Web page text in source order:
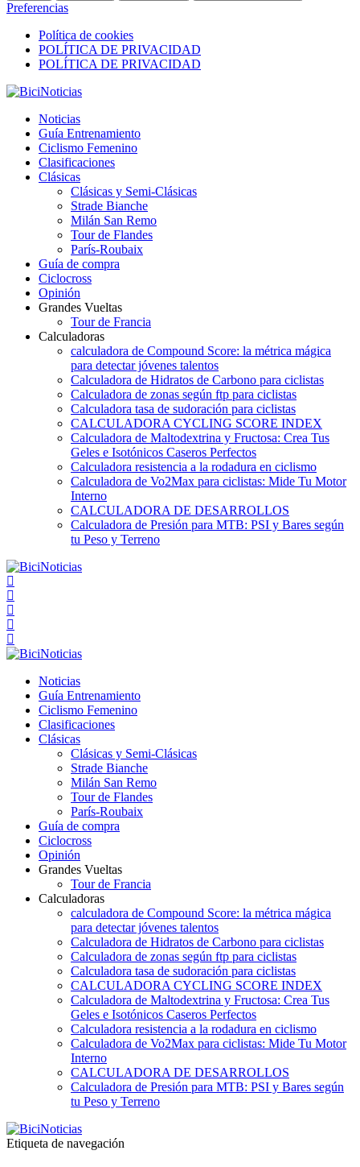
Preferencias
Política de cookies
POLÍTICA DE PRIVACIDAD
POLÍTICA DE PRIVACIDAD
Noticias
Guía Entrenamiento
Ciclismo Femenino
Clasificaciones
Clásicas
Clásicas y Semi-Clásicas
Strade Bianche
Milán San Remo
Tour de Flandes
París-Roubaix
Guía de compra
Ciclocross
Opinión
Grandes Vueltas
Tour de Francia
Calculadoras
calculadora de Compound Score: la métrica mágica
para detectar jóvenes talentos
Calculadora de Hidratos de Carbono para ciclistas
Calculadora de zonas según ftp para ciclistas
Calculadora tasa de sudoración para ciclistas
CALCULADORA CYCLING SCORE INDEX
Calculadora de Maltodextrina y Fructosa: Crea Tus
Geles e Isotónicos Caseros Perfectos
Calculadora resistencia a la rodadura en ciclismo
Calculadora de Vo2Max para ciclistas: Mide Tu Motor
Interno
CALCULADORA DE DESARROLLOS
Calculadora de Presión para MTB: PSI y Bares según
tu Peso y Terreno
Noticias
Guía Entrenamiento
Ciclismo Femenino
Clasificaciones
Clásicas
Clásicas y Semi-Clásicas
Strade Bianche
Milán San Remo
Tour de Flandes
París-Roubaix
Guía de compra
Ciclocross
Opinión
Grandes Vueltas
Tour de Francia
Calculadoras
calculadora de Compound Score: la métrica mágica
para detectar jóvenes talentos
Calculadora de Hidratos de Carbono para ciclistas
Calculadora de zonas según ftp para ciclistas
Calculadora tasa de sudoración para ciclistas
CALCULADORA CYCLING SCORE INDEX
Calculadora de Maltodextrina y Fructosa: Crea Tus
Geles e Isotónicos Caseros Perfectos
Calculadora resistencia a la rodadura en ciclismo
Calculadora de Vo2Max para ciclistas: Mide Tu Motor
Interno
CALCULADORA DE DESARROLLOS
Calculadora de Presión para MTB: PSI y Bares según
tu Peso y Terreno
Etiqueta de navegación